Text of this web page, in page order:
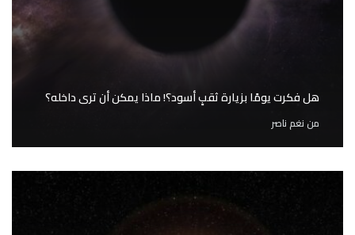
هل فكرت يومًا بزيارة ثقبٍ أسود؟! ماذا يمكن أن ترى داخله؟
من نغم ناصر